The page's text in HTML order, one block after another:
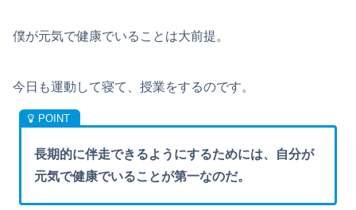
僕が元気で健康でいることは大前提。
今日も運動して寝て、授業をするのです。
長期的に伴走できるようにするためには、自分が
元気で健康でいることが第一なのだ。